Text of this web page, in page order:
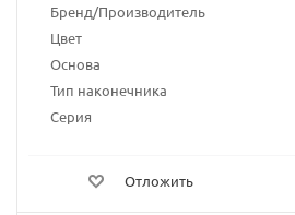
Бренд/Производитель
Цвет
Основа
Тип наконечника
Серия
Отложить